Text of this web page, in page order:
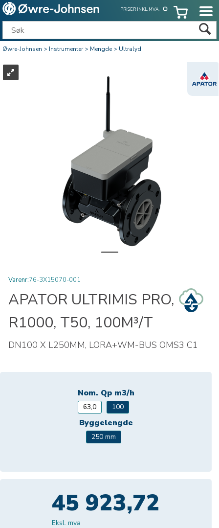
PRISER INKL. MVA.
Øwre-Johnsen>Instrumenter>Mengde>Ultralyd
Varenr:76-3X15070-001
APATOR ULTRIMIS PRO,
R1000, T50, 100M³/T
DN100 X L250MM, LORA+WM-BUS OMS3 C1
Nom. Qp m3/h
63,0 100
Byggelengde
250 mm
45 923,72
Eksl. mva